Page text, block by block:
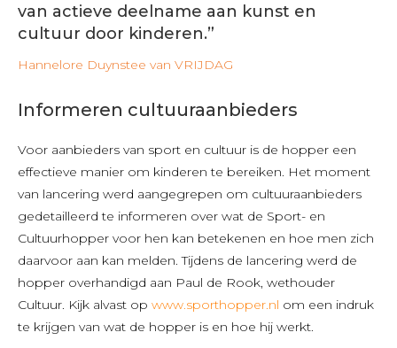
van actieve deelname aan kunst en
cultuur door kinderen.”
Hannelore Duynstee van VRIJDAG
Informeren cultuuraanbieders
Voor aanbieders van sport en cultuur is de hopper een
effectieve manier om kinderen te bereiken. Het moment
van lancering werd aangegrepen om cultuuraanbieders
gedetailleerd te informeren over wat de Sport- en
Cultuurhopper voor hen kan betekenen en hoe men zich
daarvoor aan kan melden. Tijdens de lancering werd de
hopper overhandigd aan Paul de Rook, wethouder
Cultuur. Kijk alvast op www.sporthopper.nl om een indruk
te krijgen van wat de hopper is en hoe hij werkt.